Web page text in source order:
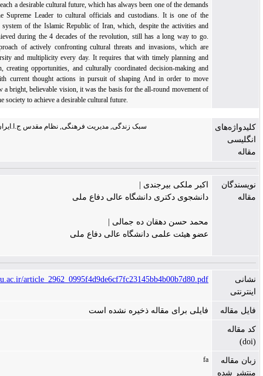
fields. Trying to reach a desirable cultural future, which has always been one of the demands
and menus of the Supreme Leader to cultural officials and custodians. It is one of the
necessities of the system of the Islamic Republic of Iran, which, despite the activities and
achievements achieved during the 4 decades of the revolution, still has a long way to go.
Adopting the approach of actively confronting cultural threats and invasions, which are
added to its diversity and multiplicity every day. It requires that with timely planning and
appropriate action, creating opportunities, and culturally coordinated decision-making and
policy-making with current thought actions in pursuit of shaping And in order to move
forward and show a bright, believable vision, it was the basis for the all-round movement of
the members of the society to achieve a desirable cultural future.
سبک زندگی, مدیریت فرهنگی, نظام مقدس ج.ا.ایران, تهاجم فرهنگی
اکبر ملکی بیرجندی |
دانشجوی دکتری دانشگاه عالی دفاع ملی
محمد حسن دهقان ده جمالی |
عضو هیئت علمی دانشگاه عالی دفاع ملی
https://issk.sndu.ac.ir/article_2962_0995f4d9de6cf7fc23145bb4b00b7d80.pdf
فایلی برای مقاله ذخیره نشده است